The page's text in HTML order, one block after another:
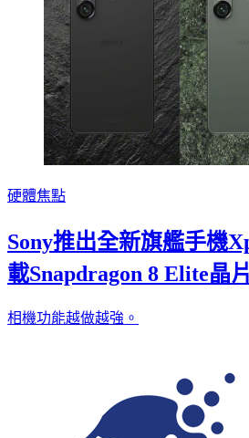
硬體焦點
Sony推出全新旗艦手機
載Snapdragon 8 Elite晶
相機功能越做越強。